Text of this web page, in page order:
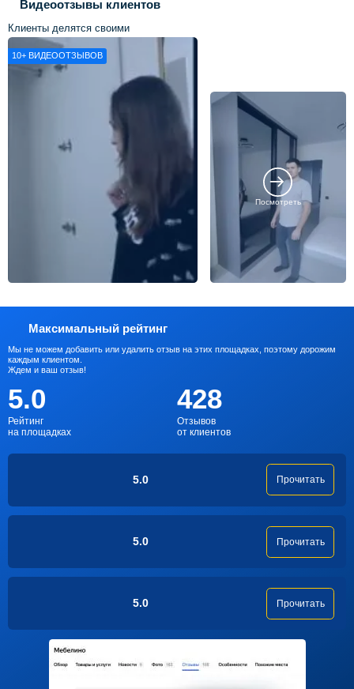
Видеоотзывы клиентов
Клиенты делятся своими
впечатлениями о нашей работе
10+ ВИДЕООТЗЫВОВ
Посмотреть
Максимальный рейтинг
Мы не можем добавить или удалить отзыв на этих площадках, поэтому дорожим
каждым клиентом.
Ждем и ваш отзыв!
5.0
Рейтинг
на площадках
428
Отзывов
от клиентов
5.0 Прочитать
5.0 Прочитать
5.0 Прочитать